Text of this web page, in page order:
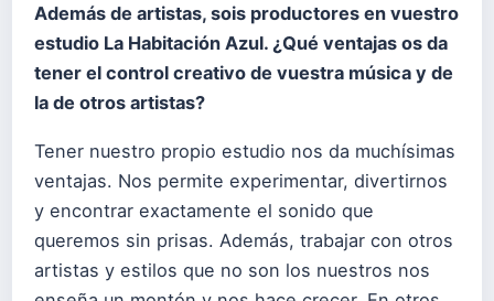
Además de artistas, sois productores en vuestro
estudio La Habitación Azul. ¿Qué ventajas os da
tener el control creativo de vuestra música y de
la de otros artistas?
Tener nuestro propio estudio nos da muchísimas
ventajas. Nos permite experimentar, divertirnos
y encontrar exactamente el sonido que
queremos sin prisas. Además, trabajar con otros
artistas y estilos que no son los nuestros nos